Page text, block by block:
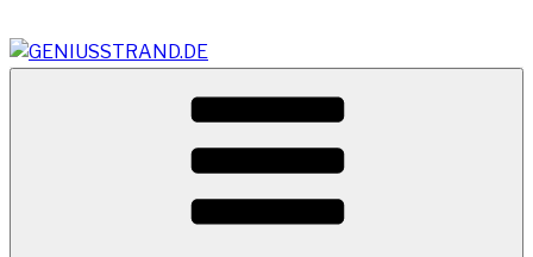
Inhalt
springen
GENIUSSTRAND.DE
Vom Geniusstrand zum JadeWeserPort/Container
Terminal Wilhelmshaven